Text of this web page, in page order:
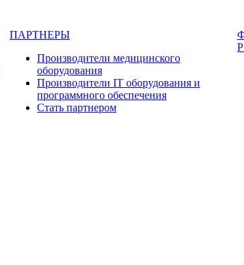
ПАРТНЕРЫ
Производители медицинского
оборудования
Производители IT оборудования и
программного обеспечения
Стать партнером